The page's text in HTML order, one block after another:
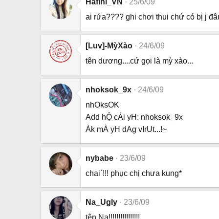
Hafini_VN
25/6/09
ai rứa???? ghi chơi thui chứ có bị j
[Luv]-MỳXào
24/6/09
tên dương....cứ gọi là mỳ xào...
nhoksok_9x
24/6/09
nhOksOK
Add hỘ cÁi yH: nhoksok_9x
Àk mÀ yH dAg vIrUt...!~
nybabe
23/6/09
chai`!!! phục chị chưa kung*
Na_Ugly
23/6/09